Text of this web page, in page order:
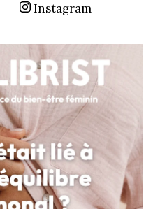
Instagram